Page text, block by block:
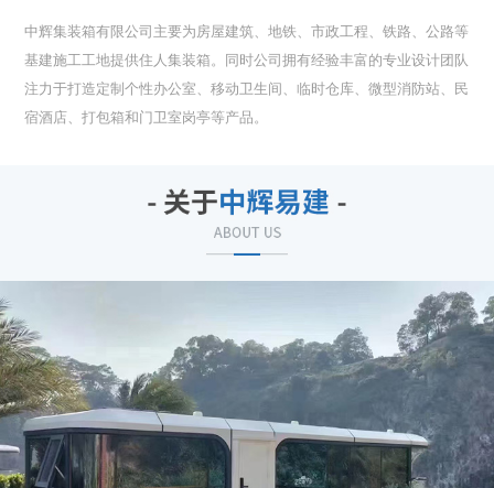
中辉集装箱有限公司主要为房屋建筑、地铁、市政工程、铁路、公路等
基建施工工地提供住人集装箱。同时公司拥有经验丰富的专业设计团队
注力于打造定制个性办公室、移动卫生间、临时仓库、微型消防站、民
宿酒店、打包箱和门卫室岗亭等产品。